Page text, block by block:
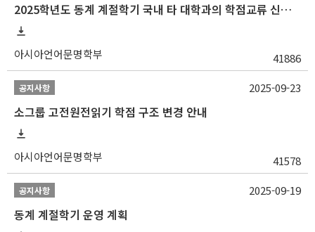
2025학년도 동계 계절학기 국내 타 대학과의 학점교류 신청 안내
아시아언어문명학부 41886
공지사항
소그룹 고전원전읽기 학점 구조 변경 안내
아시아언어문명학부 41578
2025-09-23
공지사항
동계 계절학기 운영 계획
2025-09-19